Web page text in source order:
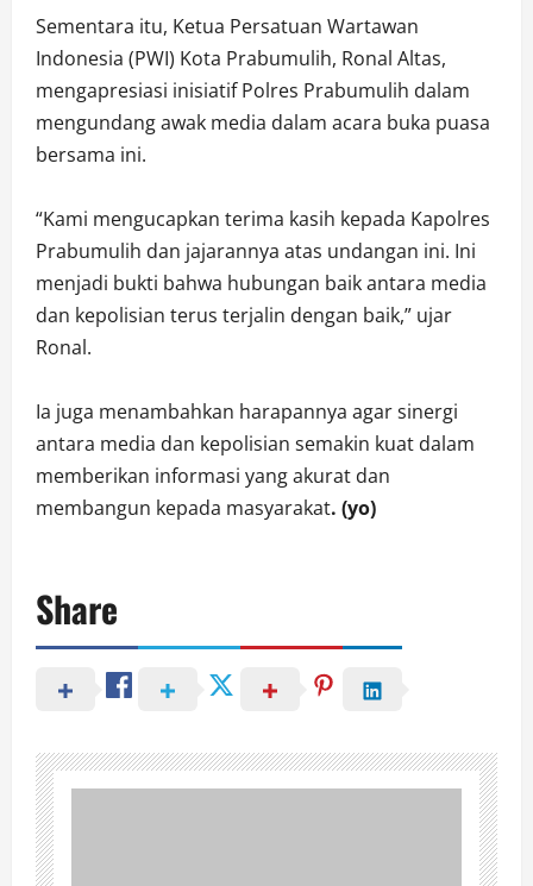
Sementara itu, Ketua Persatuan Wartawan
Indonesia (PWI) Kota Prabumulih, Ronal Altas,
mengapresiasi inisiatif Polres Prabumulih dalam
mengundang awak media dalam acara buka puasa
bersama ini.
“Kami mengucapkan terima kasih kepada Kapolres
Prabumulih dan jajarannya atas undangan ini. Ini
menjadi bukti bahwa hubungan baik antara media
dan kepolisian terus terjalin dengan baik,” ujar
Ronal.
Ia juga menambahkan harapannya agar sinergi
antara media dan kepolisian semakin kuat dalam
memberikan informasi yang akurat dan
membangun kepada masyarakat. (yo)
Share